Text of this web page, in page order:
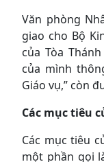
Văn phòng
giao cho Bộ
của Tòa
của mình
Giáo vụ,” còn
Các mục tiêu
Các mục tiêu
một phần gọi